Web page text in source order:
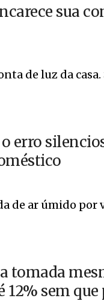
sua
de luz da
erro
de ar úmido por
tomada
sem que